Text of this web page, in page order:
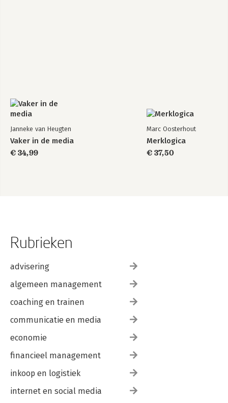
Janneke van Heugten
Vaker in de media
€ 34,99
Marc Oosterhout
Merklogica
€ 37,50
Rubrieken
advisering
algemeen management
coaching en trainen
communicatie en media
economie
financieel management
inkoop en logistiek
internet en social media